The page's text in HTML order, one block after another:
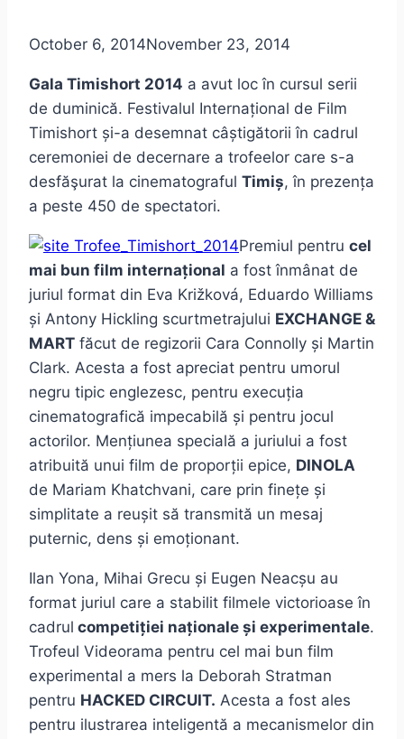
October 6, 2014November 23, 2014
Gala Timishort 2014 a avut loc în cursul serii
de duminică. Festivalul Internațional de Film
Timishort și-a desemnat câștigătorii în cadrul
ceremoniei de decernare a trofeelor care s-a
desfăşurat la cinematograful Timiș, în prezența
a peste 450 de spectatori.
Premiul pentru cel
mai bun film internațional a fost înmânat de
juriul format din Eva Križková, Eduardo Williams
și Antony Hickling scurtmetrajului EXCHANGE &
MART făcut de regizorii Cara Connolly și Martin
Clark. Acesta a fost apreciat pentru umorul
negru tipic englezesc, pentru execuția
cinematografică impecabilă și pentru jocul
actorilor. Mențiunea specială a juriului a fost
atribuită unui film de proporții epice, DINOLA
de Mariam Khatchvani, care prin finețe și
simplitate a reușit să transmită un mesaj
puternic, dens și emoționant.
Ilan Yona, Mihai Grecu și Eugen Neacșu au
format juriul care a stabilit filmele victorioase în
cadrul competiției naționale și experimentale.
Trofeul Videorama pentru cel mai bun film
experimental a mers la Deborah Stratman
pentru HACKED CIRCUIT. Acesta a fost ales
pentru ilustrarea inteligentă a mecanismelor din